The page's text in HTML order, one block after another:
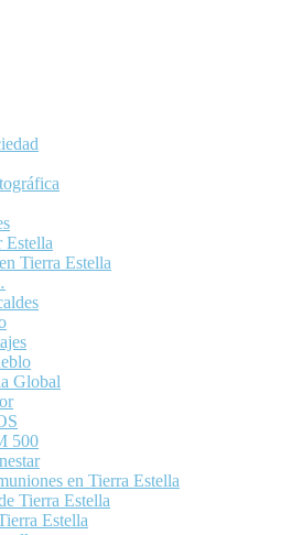
Estella
Tierra Estella
Global
500
en Tierra Estella
Tierra Estella
Estella